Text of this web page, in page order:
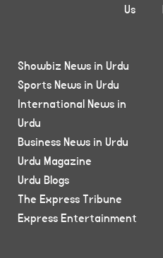
Us
Showbiz News in Urdu
Sports News in Urdu
International News in
Urdu
Business News in Urdu
Urdu Magazine
Urdu Blogs
The Express Tribune
Express Entertainment